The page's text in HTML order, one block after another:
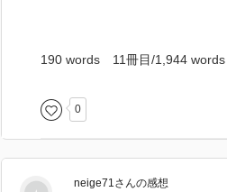
190 words 11冊目/1,944 words
0
neige71さんの感想